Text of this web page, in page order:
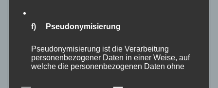
Momo
schreibe für mein Leben gern. Auf meinem Blog
findest du einmal den Journal, in dem ich Interviews
durchführe und dir aktuelles mitteile, aber auch die
TeaTimeStories, in denen es um Gedankengänge
f) Pseudonymisierung
Pseudonymisierung ist die Verarbeitung
personenbezogener Daten in einer Weise, auf
welche die personenbezogenen Daten ohne